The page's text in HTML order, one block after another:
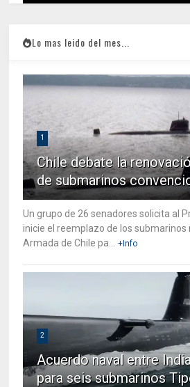
Lo mas leido del mes...
1
Chile debate la
de submarinos
Un grupo de 26 senadores solicita al
inicie el reemplazo de los submarinos
Armada de Chile pa...
+Info
2
Acuerdo naval entre
para seis submarinos